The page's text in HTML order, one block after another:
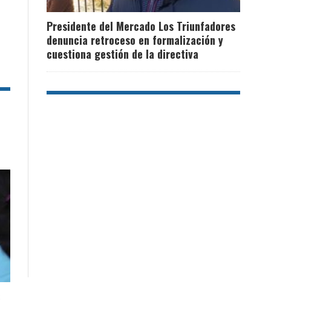
Presidente del Mercado Los Triunfadores
denuncia retroceso en formalización y
cuestiona gestión de la directiva